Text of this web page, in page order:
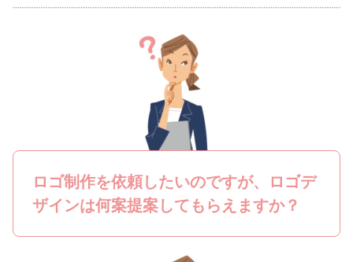
ロゴ制作を依頼したいのですが、ロゴデ
ザインは何案提案してもらえますか？